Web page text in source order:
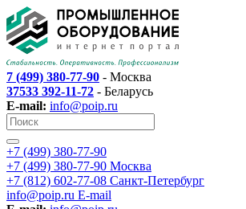
7 (499) 380-77-90 - Москва
37533 392-11-72 - Беларусь
E-mail: info@poip.ru
+7 (499) 380-77-90
+7 (499) 380-77-90 Москва
+7 (812) 602-77-08 Санкт-Петербург
info@poip.ru E-mail